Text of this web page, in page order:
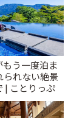
う一度泊ま
られない絶景
| ことりっぷ